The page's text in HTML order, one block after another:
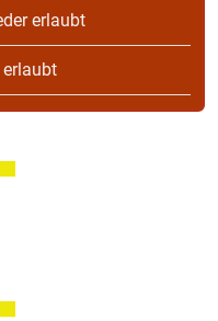
erlaubt
erlaubt